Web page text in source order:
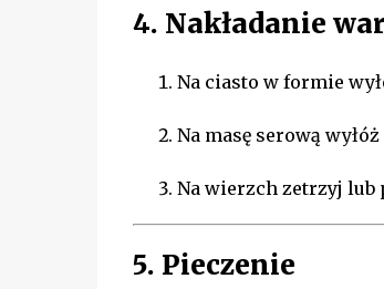
4. Nakładanie
Na ciasto w formie
Na masę serową
Na wierzch zetrzyj lub
5. Pieczenie